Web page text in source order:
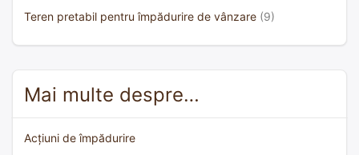
Teren pretabil pentru împădurire de vânzare (9)
Mai multe despre…
Acțiuni de împădurire